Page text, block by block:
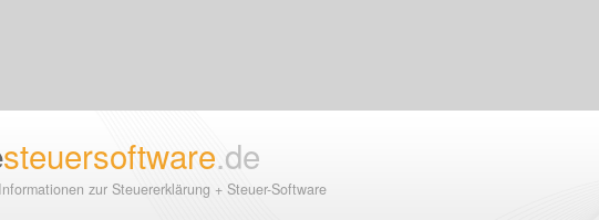
steuersoftware.de
zur Steuererklärung + Steuer-Software